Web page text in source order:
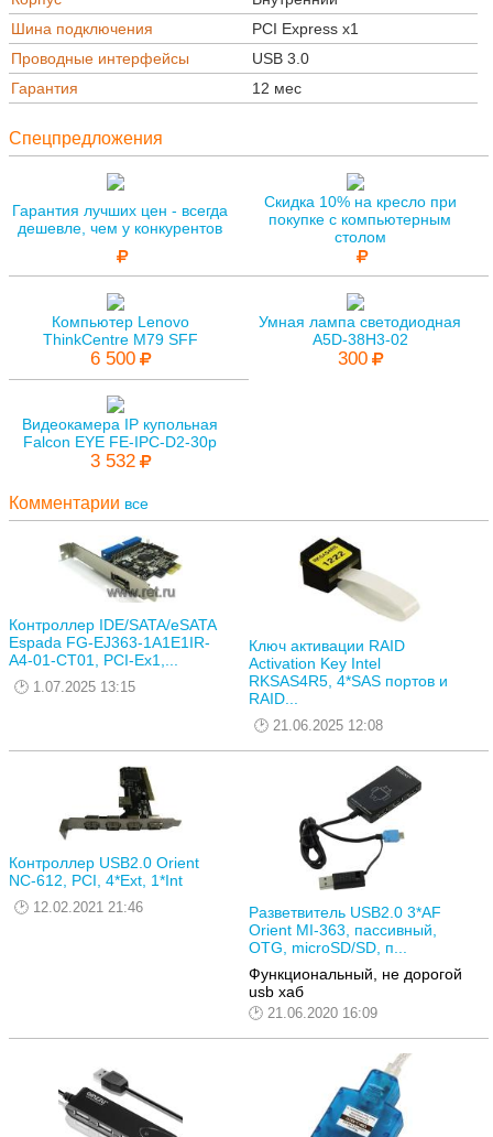
Шина подключения
PCI Express x1
Проводные интерфейсы
USB 3.0
Гарантия
12 мес
Спецпредложения
Гарантия лучших цен - всегда
дешевле, чем у конкурентов
Скидка 10% на кресло при
покупке с компьютерным
столом
Компьютер Lenovo
ThinkCentre M79 SFF
6 500
Умная лампа светодиодная
A5D-38H3-02
300
Видеокамера IP купольная
Falcon EYE FE-IPC-D2-30p
3 532
Комментарии все
Контроллер IDE/SATA/eSATA
Espada FG-EJ363-1A1E1IR-
A4-01-CT01, PCI-Ex1,...
1.07.2025 13:15
Ключ активации RAID
Activation Key Intel
RKSAS4R5, 4*SAS портов и
RAID...
21.06.2025 12:08
Контроллер USB2.0 Orient
NC-612, PCI, 4*Ext, 1*Int
12.02.2021 21:46
Разветвитель USB2.0 3*AF
Orient MI-363, пассивный,
OTG, microSD/SD, п...
Функциональный, не дорогой
usb хаб
21.06.2020 16:09